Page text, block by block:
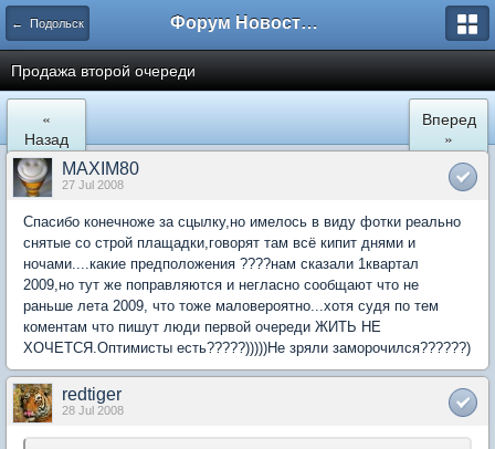
← Подольск Форум Новостройки
Продажа второй очереди
«
Назад
Вперед
»
MAXIM80
27 Jul 2008
Спасибо конечноже за сцылку,но имелось в виду фотки реально
снятые со строй плащадки,говорят там всё кипит днями и
ночами....какие предположения ????нам сказали 1квартал
2009,но тут же поправляются и негласно сообщают что не
раньше лета 2009, что тоже маловероятно...хотя судя по тем
коментам что пишут люди первой очереди ЖИТЬ НЕ
ХОЧЕТСЯ.Оптимисты есть?????)))))Не зряли заморочился??????)
redtiger
28 Jul 2008